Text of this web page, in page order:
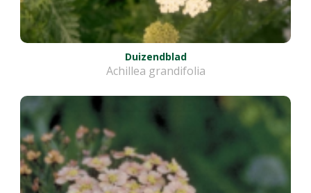
Duizendblad
Achillea grandifolia